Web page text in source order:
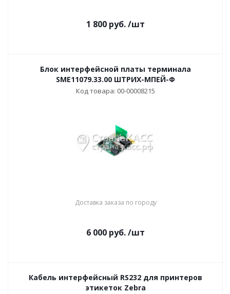
1 800 руб./шт
Блок интерфейсной платы терминала
SME11079.33.00 ШТРИХ-МПЕЙ-Ф
Код товара: 00-00008215
Доставка заказа по городу
6 000 руб./шт
Кабель интерфейсный RS232 для принтеров
этикеток Zebra